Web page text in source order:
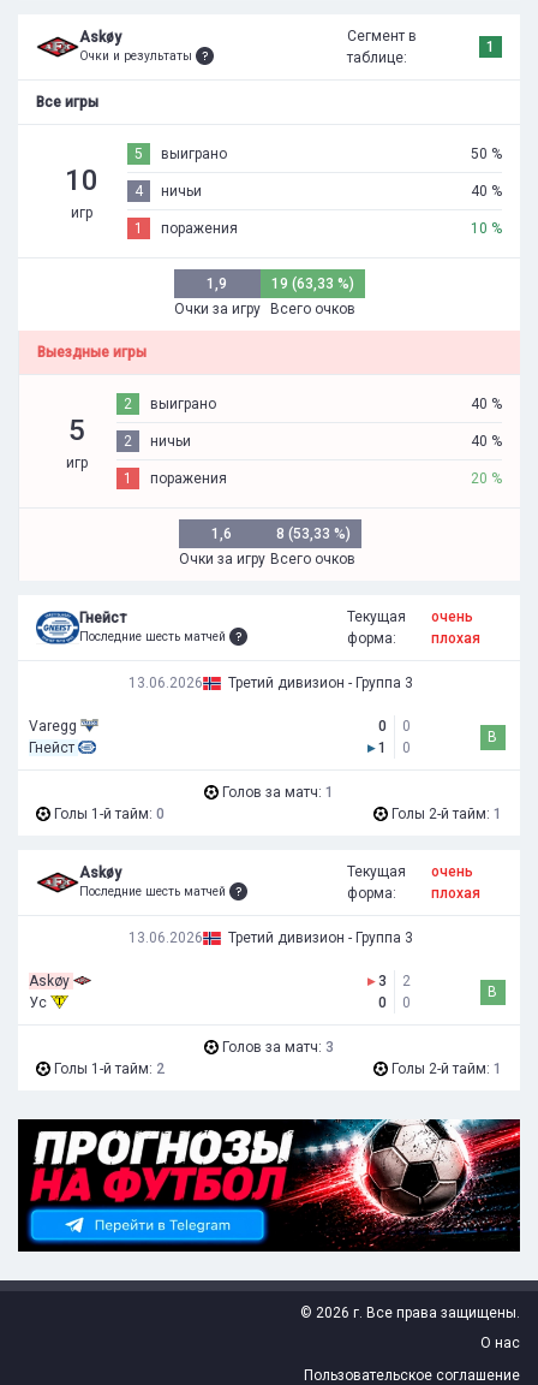
Askøy
Очки и результаты
Сегмент в
таблице:
1
Все игры
10
игр
5 выиграно 50 %
4 ничьи 40 %
1 поражения 10 %
1,9
Очки за игру
19 (63,33 %)
Всего очков
Выездные игры
5
игр
2 выиграно 40 %
2 ничьи 40 %
1 поражения 20 %
1,6
Очки за игру
8 (53,33 %)
Всего очков
Гнейст
Последние шесть матчей
Текущая
форма:
очень
плохая
13.06.2026 Третий дивизион - Группа 3
Varegg
Гнейст
0
▸1
0
0
В
Голов за матч: 1
Голы 1-й тайм: 0 Голы 2-й тайм: 1
Askøy
Последние шесть матчей
Текущая
форма:
очень
плохая
13.06.2026 Третий дивизион - Группа 3
Askøy
Ус
▸3
0
2
0
В
Голов за матч: 3
Голы 1-й тайм: 2 Голы 2-й тайм: 1
© 2026 г. Все права защищены.
О нас
Пользовательское соглашение